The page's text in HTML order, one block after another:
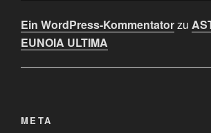
Ein WordPress-Kommentatorzu
EUNOIA ULTIMA
META